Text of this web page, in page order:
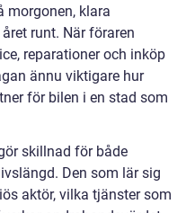
morgonen, klara
runt. När föraren
reparationer och inköp
ännu viktigare hur
för bilen i en stad som
skillnad för både
Den som lär sig
aktör, vilka tjänster som